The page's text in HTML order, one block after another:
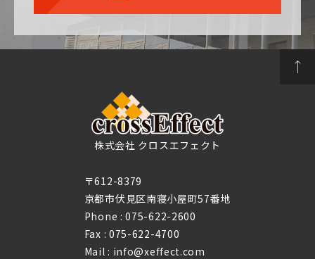
株式会社 クロスエフェクト
〒612-8379
京都市伏見区南寝小屋町57番地
Phone :075-622-2600
Fax : 075-622-4700
Mail : info@xeffect.com